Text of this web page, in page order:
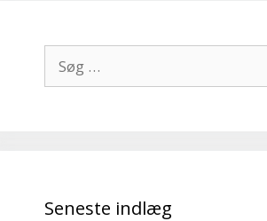
efter:
Seneste indlæg